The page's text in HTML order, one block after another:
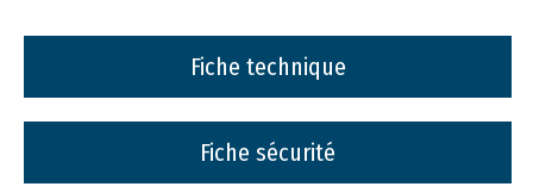
Fiche technique
Fiche sécurité